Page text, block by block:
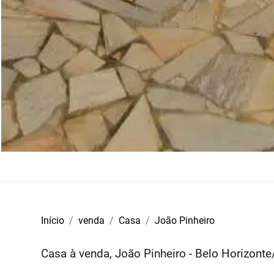
Início venda Casa João Pinheiro
Casa à venda, João Pinheiro - Belo